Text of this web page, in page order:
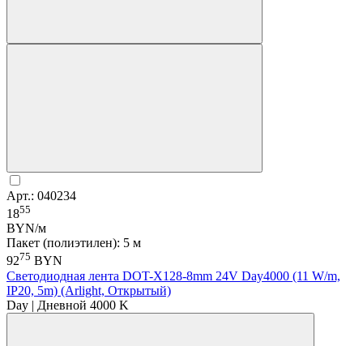
Арт.: 040234
1855
BYN/м
Пакет (полиэтилен): 5 м
9275 BYN
Светодиодная лента DOT-X128-8mm 24V Day4000 (11 W/m,
IP20, 5m) (Arlight, Открытый)
Day | Дневной 4000 K